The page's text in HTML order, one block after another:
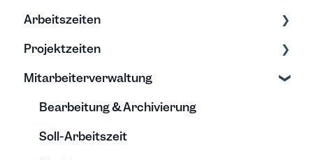
Einstellungen
Export/Import & Backups
Hilfe & Tipps
Arbeitszeiten
Zeiten erfassen
Zeiten bearbeiten
Projektzeiten
Erfassung & Bearbeitung
Projektberichte
Budgets
Mitarbeiterverwaltung
Bearbeitung & Archivierung
Soll-Arbeitszeit